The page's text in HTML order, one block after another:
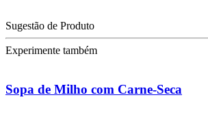
Sugestão de Produto
Experimente também
Sopa de Milho com Carne-Seca